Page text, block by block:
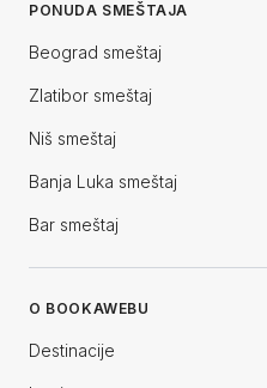
PONUDA SMEŠTAJA
Beograd smeštaj
Zlatibor smeštaj
Niš smeštaj
Banja Luka smeštaj
Bar smeštaj
O BOOKAWEBU
Destinacije